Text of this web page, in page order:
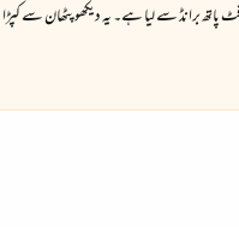
فٹ پاتھ برانڈ سے لیا ہے۔ یہ دیکھو پٹھان